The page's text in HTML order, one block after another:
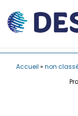
Accueil » non